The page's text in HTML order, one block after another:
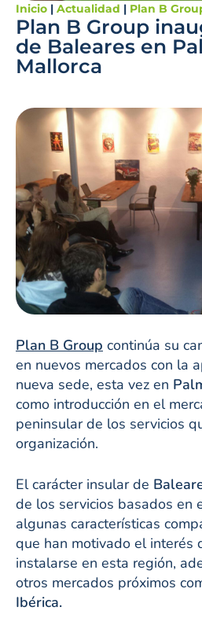
Inicio | Actualidad | Plan B
Plan B Group
de Baleares en
Mallorca
Plan B Group continúa su
en nuevos mercados con la
nueva sede, esta vez en
como introducción en el
peninsular de los servicios
organización.
El carácter insular de
de los servicios basados en
algunas características
que han motivado el interés
instalarse en esta región,
otros mercados próximos
Ibérica.